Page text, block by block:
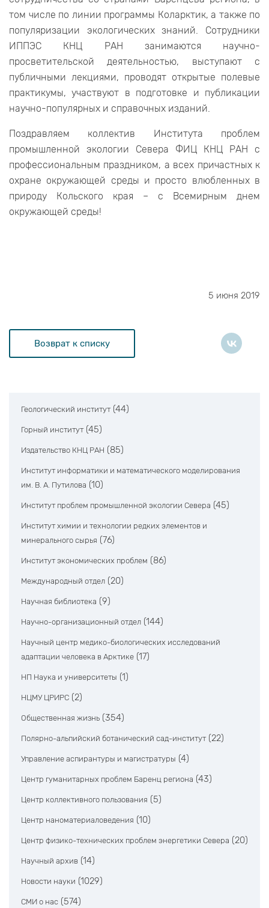
том числе по линии программы Коларктик, а также по
популяризации экологических знаний. Сотрудники
ИППЭС КНЦ РАН занимаются научно-
просветительской деятельностью, выступают с
публичными лекциями, проводят открытые полевые
практикумы, участвуют в подготовке и публикации
научно-популярных и справочных изданий.
Поздравляем коллектив Института проблем
промышленной экологии Севера ФИЦ КНЦ РАН с
профессиональным праздником, а всех причастных к
охране окружающей среды и просто влюбленных в
природу Кольского края – с Всемирным днем
окружающей среды!
5 июня 2019
Возврат к списку
Геологический институт (44)
Горный институт (45)
Издательство КНЦ РАН (85)
Институт информатики и математического моделирования
им. В. А. Путилова (10)
Институт проблем промышленной экологии Севера (45)
Институт химии и технологии редких элементов и
минерального сырья (76)
Институт экономических проблем (86)
Международный отдел (20)
Научная библиотека (9)
Научно-организационный отдел (144)
Научный центр медико-биологических исследований
адаптации человека в Арктике (17)
НП Наука и университеты (1)
НЦМУ ЦРИРС (2)
Общественная жизнь (354)
Полярно-альпийский ботанический сад-институт (22)
Управление аспирантуры и магистратуры (4)
Центр гуманитарных проблем Баренц региона (43)
Центр коллективного пользования (5)
Центр наноматериаловедения (10)
Центр физико-технических проблем энергетики Севера (20)
Научный архив (14)
Новости науки (1029)
СМИ о нас (574)